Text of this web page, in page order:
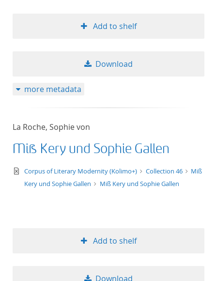
Add to shelf
Download
more metadata
La Roche, Sophie von
Miß Kery und Sophie Gallen
text/xml
Corpus of Literary Modernity (Kolimo+) Collection 46
Miß
Kery und Sophie Gallen
Miß Kery und Sophie Gallen
Add to shelf
Download